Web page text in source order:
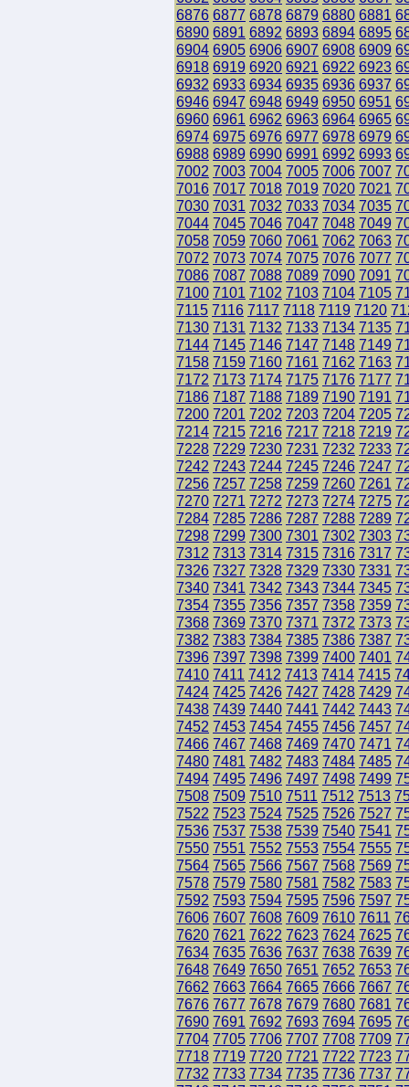
6876 6877 6878 6879 6880 6881
6890 6891 6892 6893 6894 6895
6904 6905 6906 6907 6908 6909
6918 6919 6920 6921 6922 6923
6932 6933 6934 6935 6936 6937
6946 6947 6948 6949 6950 6951
6960 6961 6962 6963 6964 6965
6974 6975 6976 6977 6978 6979
6988 6989 6990 6991 6992 6993
7002 7003 7004 7005 7006 7007
7016 7017 7018 7019 7020 7021
7030 7031 7032 7033 7034 7035
7044 7045 7046 7047 7048 7049
7058 7059 7060 7061 7062 7063
7072 7073 7074 7075 7076 7077
7086 7087 7088 7089 7090 7091
7100 7101 7102 7103 7104 7105
7115 7116 7117 7118 7119 7120
7130 7131 7132 7133 7134 7135
7144 7145 7146 7147 7148 7149
7158 7159 7160 7161 7162 7163
7172 7173 7174 7175 7176 7177
7186 7187 7188 7189 7190 7191
7200 7201 7202 7203 7204 7205
7214 7215 7216 7217 7218 7219
7228 7229 7230 7231 7232 7233
7242 7243 7244 7245 7246 7247
7256 7257 7258 7259 7260 7261
7270 7271 7272 7273 7274 7275
7284 7285 7286 7287 7288 7289
7298 7299 7300 7301 7302 7303
7312 7313 7314 7315 7316 7317
7326 7327 7328 7329 7330 7331
7340 7341 7342 7343 7344 7345
7354 7355 7356 7357 7358 7359
7368 7369 7370 7371 7372 7373
7382 7383 7384 7385 7386 7387
7396 7397 7398 7399 7400 7401
7410 7411 7412 7413 7414 7415
7424 7425 7426 7427 7428 7429
7438 7439 7440 7441 7442 7443
7452 7453 7454 7455 7456 7457
7466 7467 7468 7469 7470 7471
7480 7481 7482 7483 7484 7485
7494 7495 7496 7497 7498 7499
7508 7509 7510 7511 7512 7513
7522 7523 7524 7525 7526 7527
7536 7537 7538 7539 7540 7541
7550 7551 7552 7553 7554 7555
7564 7565 7566 7567 7568 7569
7578 7579 7580 7581 7582 7583
7592 7593 7594 7595 7596 7597
7606 7607 7608 7609 7610 7611
7620 7621 7622 7623 7624 7625
7634 7635 7636 7637 7638 7639
7648 7649 7650 7651 7652 7653
7662 7663 7664 7665 7666 7667
7676 7677 7678 7679 7680 7681
7690 7691 7692 7693 7694 7695
7704 7705 7706 7707 7708 7709
7718 7719 7720 7721 7722 7723
7732 7733 7734 7735 7736 7737